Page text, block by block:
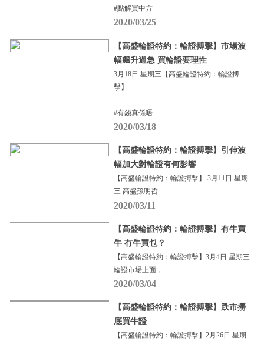
#點解買中方
2020/03/25
【高盛輪證特約：輪證搏擊】市場波
幅飆升過急 買輪證要理性
3月18日 星期三【高盛輪證特約：輪證搏
擊】
#有錢真係唔
2020/03/18
【高盛輪證特約：輪證搏擊】引伸波
幅加大對輪證有何影響
【高盛輪證特約：輪證搏擊】 3月11日 星期
三 高盛孫明哲
2020/03/11
【高盛輪證特約：輪證搏擊】有牛買
牛 冇牛買乜？
【高盛輪證特約：輪證搏擊】3月4日 星期三
輪證市場上面，
2020/03/04
【高盛輪證特約：輪證搏擊】跌市撈
底買牛證
【高盛輪證特約：輪證搏擊】2月26日 星期